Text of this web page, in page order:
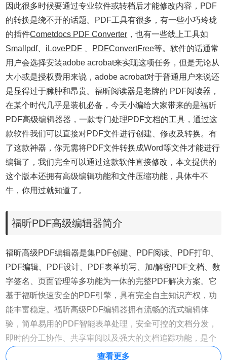
因此很多时候要通过专业软件或转档后才能修改内容，PDF
的转换是绕不开的话题。PDF工具有很多，有一些小巧玲珑
的插件Cometdocs PDF Converter ，也有一些线上工具如
Smallpdf、 iLovePDF PDFConvertFree等。软件的话通常
用户会选择安装adobe acrobat来实现这项任务，但是无论从
大小或是授权费用来说，adobe acrobat对于普通用户来说还
是显得过于臃肿和昂贵。福昕阅读器是老牌的 PDF阅读器，
在某个时代几乎是装机必备，今天小编给大家带来的是福昕
PDF高级编辑器器，一款专门处理PDF文档的工具，通过这
款软件我们可以直接对PDF文件进行创建、修改及转换。有
了这款神器，你无需将PDF文件转换成Word等文件才能进行
编辑了，我们完全可以通过这款软件直接修改，本文提供的
这个版本还拥有高级编辑功能和文件压缩功能，具体牛不
牛，你用过就知道了。
福昕PDF高级编辑器简介
福昕高级PDF编辑器是集PDF创建、PDF阅读、PDF打印、
PDF编辑、PDF设计、PDF表单填写、加/解密PDF文档、数
字签名、页面管理等多功能为一体的完整PDF解决方案。它
基于福昕快速安全的PDF引擎，具有完全自主知识产权，功
能丰富稳定。福昕高级PDF编辑器拥有流畅的流式编辑体
验，简单易用的PDF智能表单处理，安全可控的文档分发，
即时的分工协作、共享审阅以及强大的文档追踪功能，是个
人及企业用户文档处理的理想选择。 永久免费试用的高效
查看更多